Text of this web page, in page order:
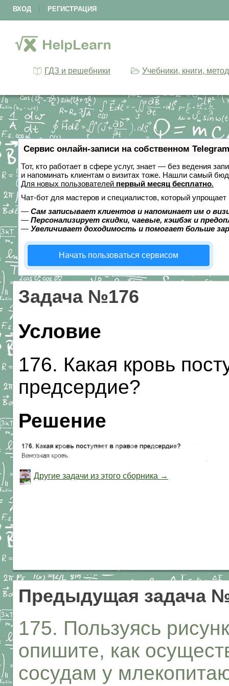
ВХОД РЕГИСТРАЦИЯ
ГДЗ и решебники Учебники, книги,
Сервис онлайн-записи на собственном
Тот, кто работает в сфере услуг, знает — без ведения
и напоминать клиентам о визитах тоже. Нашли самый
Для новых пользователей первый месяц бесплатно.
Чат-бот для мастеров и специалистов, который упрощает
— Сам записывает клиентов и напоминает им о
— Персонализирует скидки, чаевые, кэшбэк и
— Увеличивает доходимость и помогает больше
Начать пользоваться сервисом
Задача №176
Условие
176. Какая кровь
предсердие?
Решение
Другие задачи из этого сборника →
Предыдущая задача
175. Пользуясь
опишите, как
сосудам у